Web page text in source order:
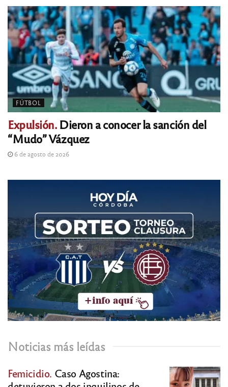
FÚTBOL
Expulsión.Dieron a conocer la sanción del
“Mudo” Vázquez
6 de agosto de 2026
Noticias más leídas
Femicidio. Caso Agostina: